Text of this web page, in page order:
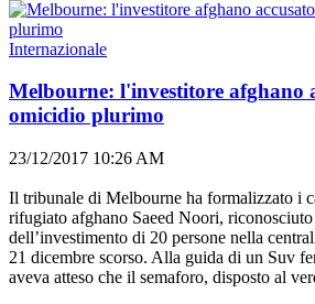
Internazionale
Melbourne: l'investitore afghano
omicidio plurimo
23/12/2017 10:26 AM
Il tribunale di Melbourne ha formalizzato i
rifugiato afghano Saeed Noori,
dell’investimento di 20 persone nella
21 dicembre scorso. Alla guida di un Suv
aveva atteso che il semaforo, disposto al